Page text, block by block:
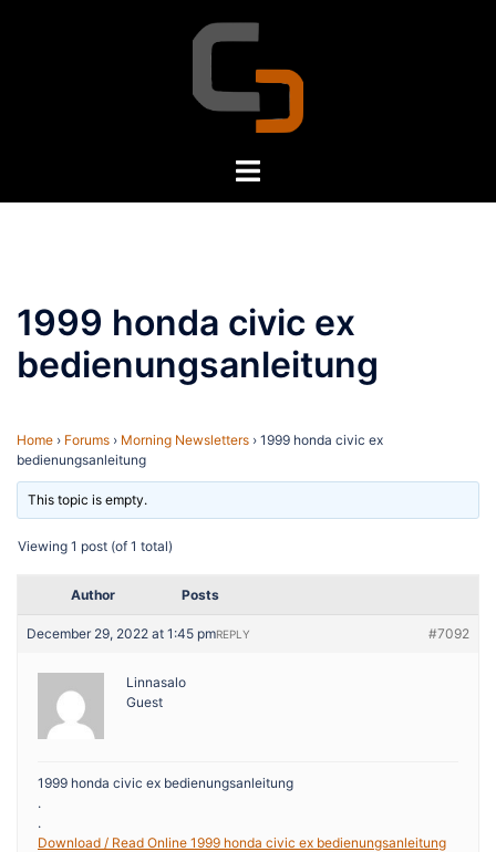
Toggle
1999 honda civic ex
bedienungsanleitung
Home › Forums › Morning Newsletters › 1999 honda civic ex
bedienungsanleitung
This topic is empty.
Viewing 1 post (of 1 total)
Author Posts
December 29, 2022 at 1:45 pm #7092
REPLY
Linnasalo
Guest
1999 honda civic ex bedienungsanleitung
.
.
Download / Read Online 1999 honda civic ex bedienungsanleitung